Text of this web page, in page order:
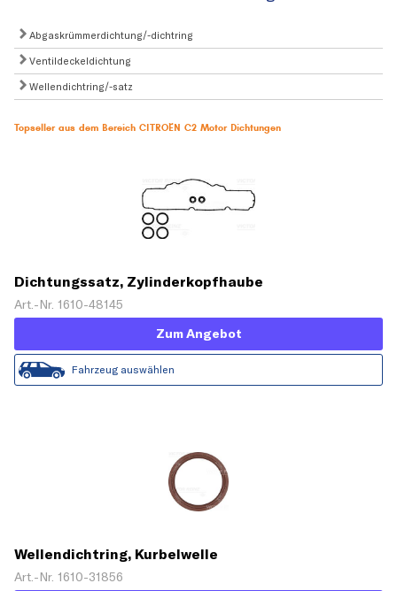
Abgaskrümmerdichtung/-dichtring
Ventildeckeldichtung
Wellendichtring/-satz
Topseller aus dem Bereich CITROËN C2 Motor Dichtungen
Dichtungssatz, Zylinderkopfhaube
Art.-Nr. 1610-48145
Zum Angebot
Fahrzeug auswählen
Wellendichtring, Kurbelwelle
Art.-Nr. 1610-31856